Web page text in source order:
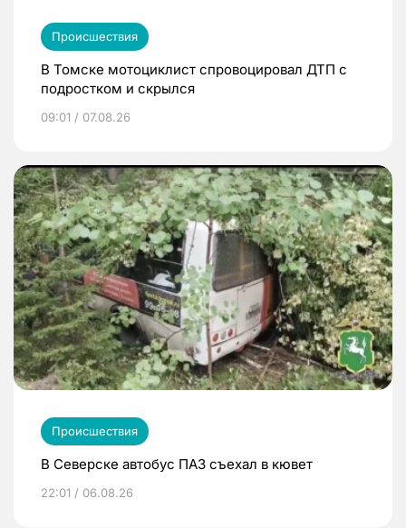
Происшествия
В Томске мотоциклист спровоцировал ДТП с
подростком и скрылся
09:01 / 07.08.26
Происшествия
В Северске автобус ПАЗ съехал в кювет
22:01 / 06.08.26